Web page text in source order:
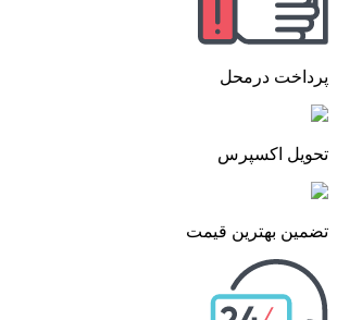
پرداخت درمحل
تحویل اکسپرس
تضمین بهترین قیمت